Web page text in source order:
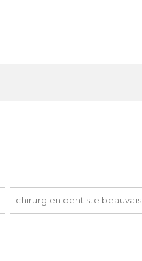
chirurgien dentiste beauvais